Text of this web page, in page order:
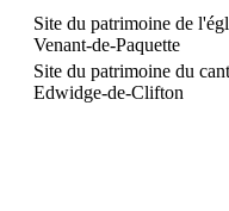
Site du patrimoine de
Venant-de-Paquette
Site du patrimoine du
Edwidge-de-Clifton